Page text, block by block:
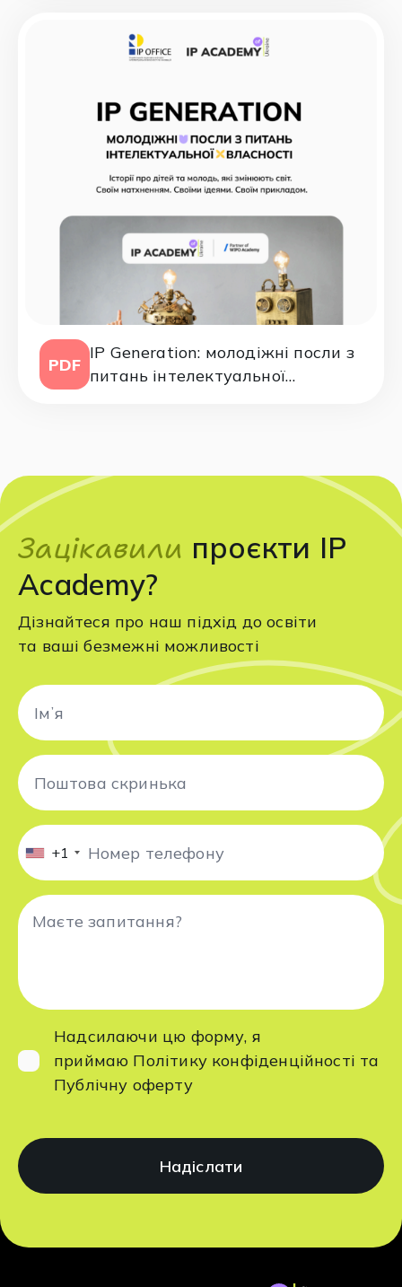
PDF
IP Generation: молодіжні посли з
питань інтелектуальної
Зацікавили проєкти IP
Academy?
Дізнайтеся про наш підхід до освіти
та ваші безмежні можливості
+1
Надсилаючи цю форму, я
приймаю Політику конфіденційності та
Публічну оферту